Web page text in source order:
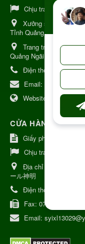
Chịu trách nhiệm:
Xưởng sản xuất:34
Tỉnh Quảng Ngải
Trang trại Dược
Quảng Ngãi
Điện thoại:
+84
Email:
Website:
https://
CỬA HÀNG GIỚI
Giấy phép số: 080-
Chịu trách nhiệm:
Địa chỉ Nhật Bản:
ール神明
Điện thoại:
Fax: 070-9178-7979
Email: